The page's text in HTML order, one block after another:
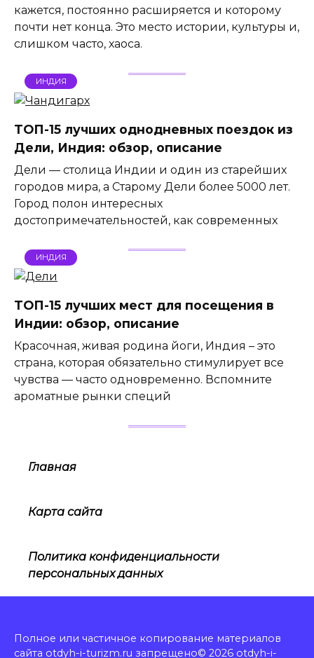
кажется, постоянно расширяется и которому
почти нет конца. Это место истории, культуры и,
слишком часто, хаоса.
ИНДИЯ
ТОП-15 лучших однодневных поездок из
Дели, Индия: обзор, описание
Дели — столица Индии и один из старейших
городов мира, а Старому Дели более 5000 лет.
Город полон интересных
достопримечательностей, как современных
ИНДИЯ
ТОП-15 лучших мест для посещения в
Индии: обзор, описание
Красочная, живая родина йоги, Индия – это
страна, которая обязательно стимулирует все
чувства — часто одновременно. Вспомните
ароматные рынки специй
Главная
Карта сайта
Политика конфиденциальности
персональных данных
Полное или частичное копирование материалов
сайта otdyh-i-turizm.ru запрещено© 2026 otdyh-i-